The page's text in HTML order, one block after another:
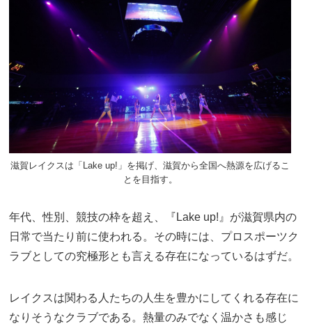
滋賀レイクスは「Lake up!」を掲げ、滋賀から全国へ熱源を広げるこ
とを目指す。
年代、性別、競技の枠を超え、『Lake up!』が滋賀県内の
日常で当たり前に使われる。その時には、プロスポーツク
ラブとしての究極形とも言える存在になっているはずだ。
レイクスは関わる人たちの人生を豊かにしてくれる存在に
なりそうなクラブである。熱量のみでなく温かさも感じ